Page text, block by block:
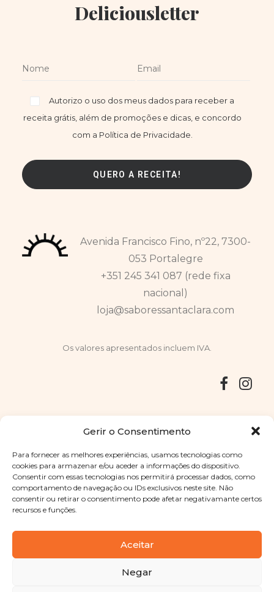
Gerir o Consentimento
Para fornecer as melhores experiências, usamos tecnologias como
cookies para armazenar e/ou aceder a informações do dispositivo.
Consentir com essas tecnologias nos permitirá processar dados, como
comportamento de navegação ou IDs exclusivos neste site. Não
consentir ou retirar o consentimento pode afetar negativamante certos
recursos e funções.
Aceitar
Negar
Deliciousletter
Autorizo o uso dos meus dados para receber a
receita grátis, além de promoções e dicas, e concordo
com a Política de Privacidade.
Avenida Francisco Fino, nº22, 7300-
053 Portalegre
+351 245 341 087 (rede fixa
nacional)
loja@saboressantaclara.com
Os valores apresentados incluem IVA.
Copyright © 2025 Sabores Santa Clara
. Todos os direitos
reservadosPolítica de Privacidade |Termos e condições
Designed byShift Your Branding Agency